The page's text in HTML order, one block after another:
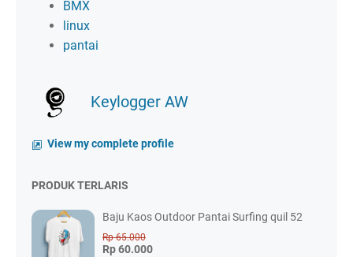
BMX
linux
pantai
Keylogger AW
View my complete profile
PRODUK TERLARIS
Baju Kaos Outdoor Pantai Surfing quil 52
Rp 65.000
Rp 60.000